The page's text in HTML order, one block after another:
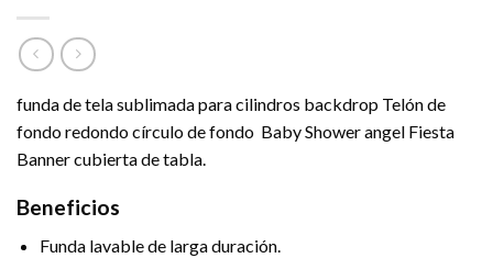
funda de tela sublimada para cilindros backdrop Telón de
fondo redondo círculo de fondo Baby Shower angel Fiesta
Banner cubierta de tabla.
Beneficios
Funda lavable de larga duración.